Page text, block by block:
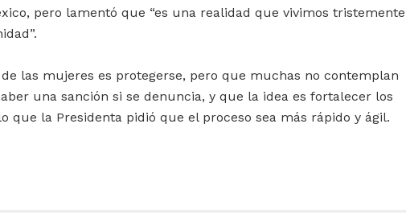
pero lamentó que “es una realidad que vivimos tristemente
las mujeres es protegerse, pero que muchas no contemplan
una sanción si se denuncia, y que la idea es fortalecer los
que la Presidenta pidió que el proceso sea más rápido y ágil.